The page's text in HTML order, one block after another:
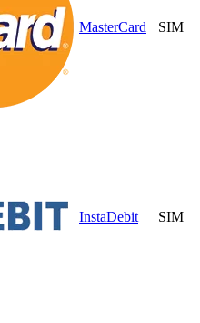
MasterCard SIM
InstaDebit SIM